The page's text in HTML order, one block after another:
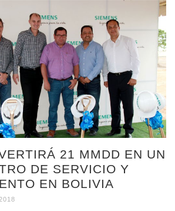
21 MMDD EN UN
DE SERVICIO Y
EN BOLIVIA